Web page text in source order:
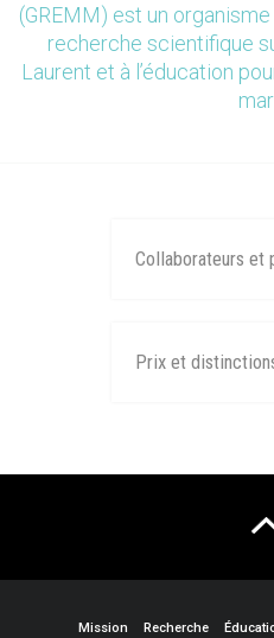
(GREMM) est un
recherche scientifique
Laurent et à l’éducation
Collaborateurs et
Prix et
Mission Recherche